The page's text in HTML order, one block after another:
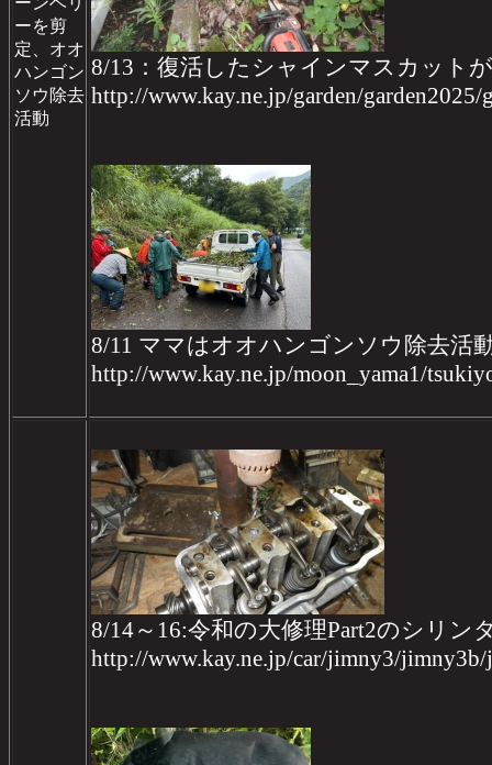
ーを剪
定、オオ
ハンゴン
ソウ除去
活動
8/13：復活したシャインマスカット
http://www.kay.ne.jp/garden/
8/11 ママはオオハンゴンソウ除去活
http://www.kay.ne.jp/moon_yama1/
8/14～16:令和の大修理Part2のシリン
http://www.kay.ne.jp/car/jimny3/